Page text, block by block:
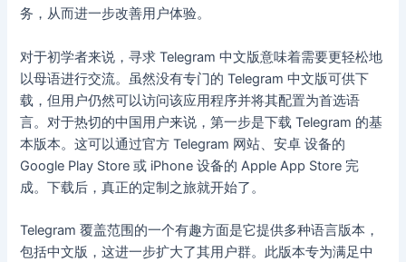
务，从而进一步改善用户体验。
对于初学者来说，寻求 Telegram 中文版意味着需要更轻松地
以母语进行交流。虽然没有专门的 Telegram 中文版可供下
载，但用户仍然可以访问该应用程序并将其配置为首选语
言。对于热切的中国用户来说，第一步是下载 Telegram 的基
本版本。这可以通过官方 Telegram 网站、安卓 设备的
Google Play Store 或 iPhone 设备的 Apple App Store 完
成。下载后，真正的定制之旅就开始了。
Telegram 覆盖范围的一个有趣方面是它提供多种语言版本，
包括中文版，这进一步扩大了其用户群。此版本专为满足中